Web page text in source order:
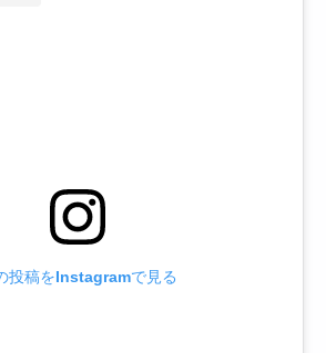
投稿をInstagramで見る